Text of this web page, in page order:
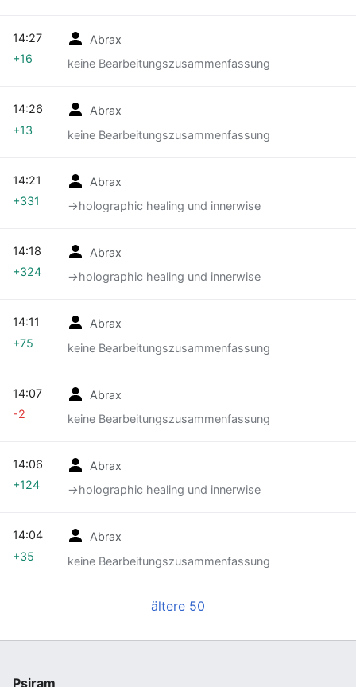
Abrax
keine Bearbeitungszusammenfassung
14:27
+16
Abrax
keine Bearbeitungszusammenfassung
14:26
+13
Abrax
→‎holographic healing und innerwise
14:21
+331
Abrax
→‎holographic healing und innerwise
14:18
+324
Abrax
keine Bearbeitungszusammenfassung
14:11
+75
Abrax
keine Bearbeitungszusammenfassung
14:07
-2
Abrax
→‎holographic healing und innerwise
14:06
+124
Abrax
keine Bearbeitungszusammenfassung
14:04
+35
ältere 50
Psiram